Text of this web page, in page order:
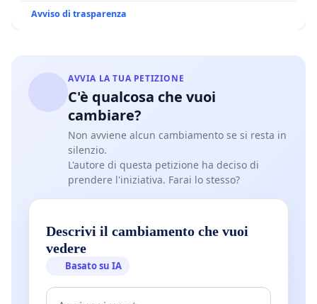
Avviso di trasparenza
AVVIA LA TUA PETIZIONE
C'è qualcosa che vuoi
cambiare?
Non avviene alcun cambiamento se si resta in
silenzio.
L'autore di questa petizione ha deciso di
prendere l'iniziativa. Farai lo stesso?
Descrivi il cambiamento che vuoi
vedere
Basato su IA